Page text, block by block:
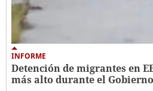
INFORME
Detención de migrantes en
más alto durante el